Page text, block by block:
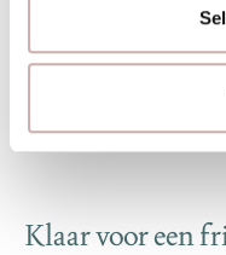
Klaar voor een